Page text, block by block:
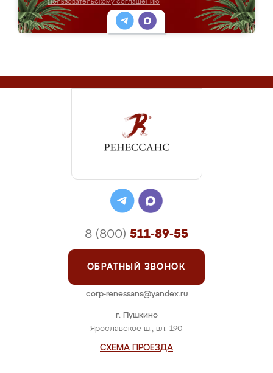
Пользовательскому соглашению
г. Пушкино
Ярославское ш., вл. 190
СХЕМА ПРОЕЗДА
8 (800) 511-89-55
ОБРАТНЫЙ ЗВОНОК
corp-renessans@yandex.ru